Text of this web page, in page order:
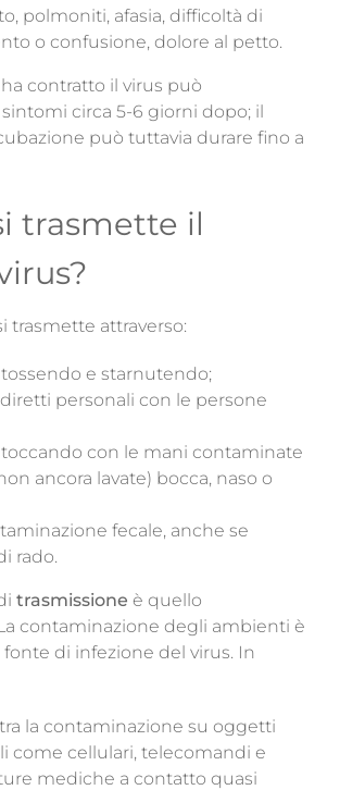
polmoniti, afasia, difficoltà di
o confusione, dolore al petto.
contratto il virus può
circa 5-6 giorni dopo; il
può tuttavia durare fino a
trasmette il
trasmette attraverso:
tossendo e starnutendo;
personali con le persone
con le mani contaminate
ancora lavate) bocca, naso o
fecale, anche se
rado.
trasmissione è quello
contaminazione degli ambienti è
di infezione del virus. In
la contaminazione su oggetti
come cellulari, telecomandi e
mediche a contatto quasi